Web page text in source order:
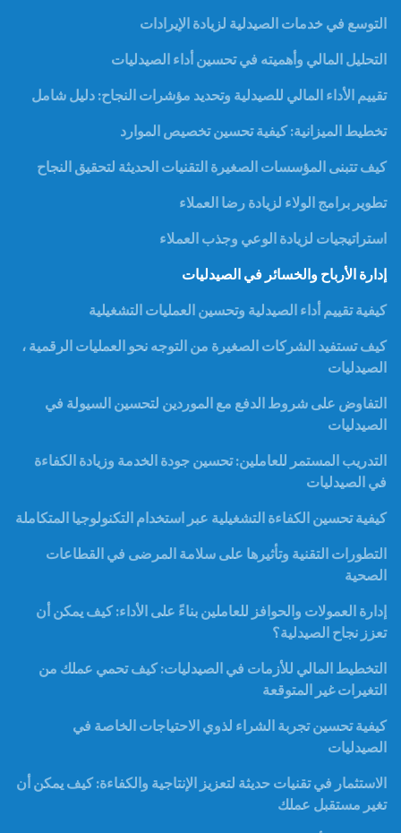
التوسع في خدمات الصيدلية لزيادة الإيرادات
التحليل المالي وأهميته في تحسين أداء الصيدليات
تقييم الأداء المالي للصيدلية وتحديد مؤشرات النجاح: دليل شامل
تخطيط الميزانية: كيفية تحسين تخصيص الموارد
كيف تتبنى المؤسسات الصغيرة التقنيات الحديثة لتحقيق النجاح
تطوير برامج الولاء لزيادة رضا العملاء
استراتيجيات لزيادة الوعي وجذب العملاء
إدارة الأرباح والخسائر في الصيدليات
كيفية تقييم أداء الصيدلية وتحسين العمليات التشغيلية
كيف تستفيد الشركات الصغيرة من التوجه نحو العمليات الرقمية ،
الصيدليات
التفاوض على شروط الدفع مع الموردين لتحسين السيولة في
الصيدليات
التدريب المستمر للعاملين: تحسين جودة الخدمة وزيادة الكفاءة
في الصيدليات
كيفية تحسين الكفاءة التشغيلية عبر استخدام التكنولوجيا المتكاملة
التطورات التقنية وتأثيرها على سلامة المرضى في القطاعات
الصحية
إدارة العمولات والحوافز للعاملين بناءً على الأداء: كيف يمكن أن
تعزز نجاح الصيدلية؟
التخطيط المالي للأزمات في الصيدليات: كيف تحمي عملك من
التغيرات غير المتوقعة
كيفية تحسين تجربة الشراء لذوي الاحتياجات الخاصة في
الصيدليات
الاستثمار في تقنيات حديثة لتعزيز الإنتاجية والكفاءة: كيف يمكن أن
تغير مستقبل عملك